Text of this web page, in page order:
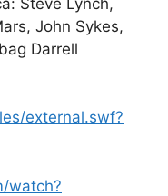
John Sykes,
Darrell
external.swf?
watch?